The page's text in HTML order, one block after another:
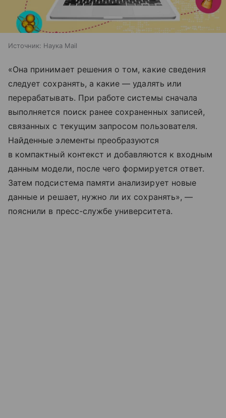
Источник: Наука Mail
«Она принимает решения о том, какие сведения
следует сохранять, а какие — удалять или
перерабатывать. При работе системы сначала
выполняется поиск ранее сохраненных записей,
связанных с текущим запросом пользователя.
Найденные элементы преобразуются
в компактный контекст и добавляются к входным
данным модели, после чего формируется ответ.
Затем подсистема памяти анализирует новые
данные и решает, нужно ли их сохранять», —
пояснили в пресс-службе университета.